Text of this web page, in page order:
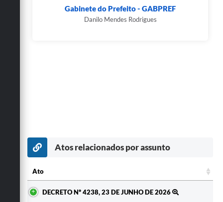
Gabinete do Prefeito - GABPREF
Danilo Mendes Rodrigues
Atos relacionados por assunto
Ato
DECRETO Nº 4238, 23 DE JUNHO DE 2026